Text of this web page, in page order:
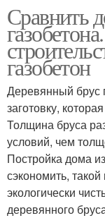
Сравнить
газобетон
Деревянный брус
заготовку,
Толщина бруса
условий, чем
Постройка дома
сэкономить,
экологически
деревянного